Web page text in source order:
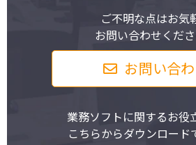
ご不明な点はお気
お問い合わせくださ
お問い合
業務ソフトに関するお役
こちらからダウンロード